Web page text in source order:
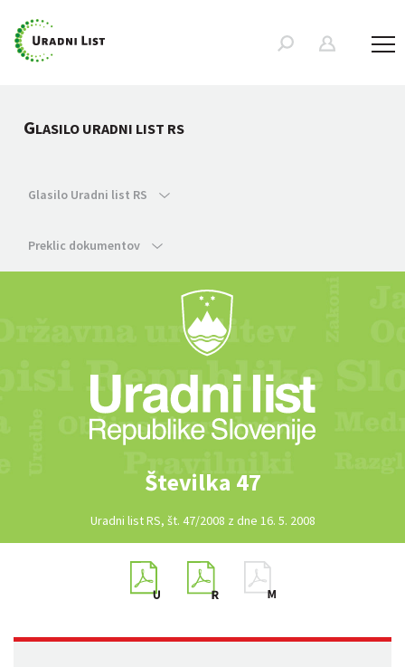
GLASILO URADNI LIST RS
Glasilo Uradni list RS
Preklic dokumentov
Številka 47
Uradni list RS, št. 47/2008 z dne 16. 5. 2008